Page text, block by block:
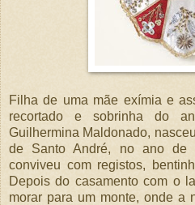
Filha de uma mãe exímia e
recortado e sobrinha do
Guilhermina Maldonado,
de Santo André, no ano de
conviveu com registos,
Depois do casamento com o
morar para um monte, onde a